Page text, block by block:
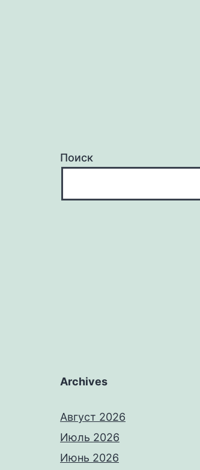
Поиск
Archives
Август 2026
Июль 2026
Июнь 2026